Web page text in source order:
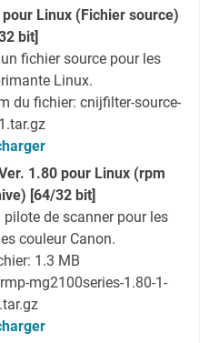
Linux (Fichier source)
bit]
fichier source pour les
Linux.
du fichier: cnijfilter-source-
1.80 pour Linux (rpm
[64/32 bit]
de scanner pour les
couleur Canon.
1.3 MB
mg2100series-1.80-1-